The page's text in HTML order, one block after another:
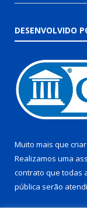
DESENVOLVIDO
Muito mais que
Realizamos uma
contrato que todas
pública serão